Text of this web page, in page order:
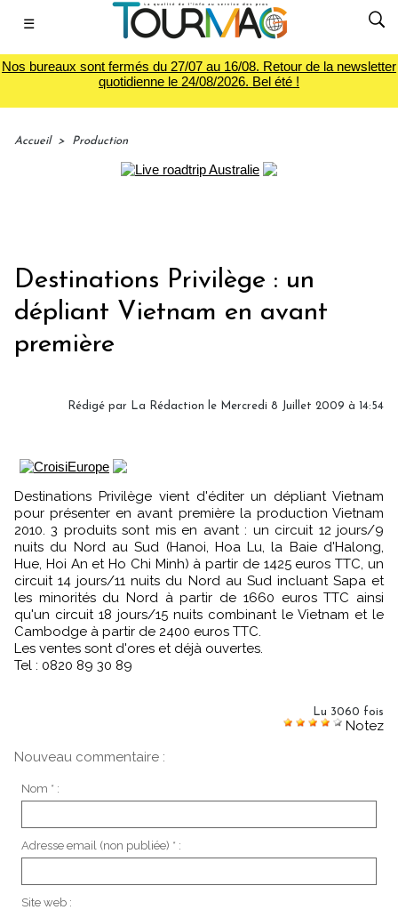
☰
Nos bureaux sont fermés du 27/07 au 16/08. Retour de la newsletter
quotidienne le 24/08/2026. Bel été !
Accueil > Production
Destinations Privilège : un
dépliant Vietnam en avant
première
Rédigé par La Rédaction le Mercredi 8 Juillet 2009 à 14:54
Destinations Privilège vient d'éditer un dépliant Vietnam
pour présenter en avant première la production Vietnam
2010. 3 produits sont mis en avant : un circuit 12 jours/9
nuits du Nord au Sud (Hanoi, Hoa Lu, la Baie d'Halong,
Hue, Hoi An et Ho Chi Minh) à partir de 1425 euros TTC, un
circuit 14 jours/11 nuits du Nord au Sud incluant Sapa et
les minorités du Nord à partir de 1660 euros TTC ainsi
qu'un circuit 18 jours/15 nuits combinant le Vietnam et le
Cambodge à partir de 2400 euros TTC.
Les ventes sont d'ores et déjà ouvertes.
Tel : 0820 89 30 89
Lu 3060 fois
Notez
Nouveau commentaire :
Nom * :
Adresse email (non publiée) * :
Site web :